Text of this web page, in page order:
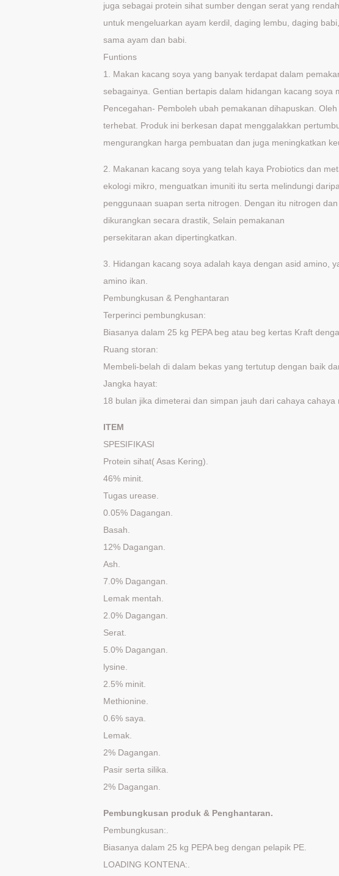
juga sebagai protein sihat sumber dengan serat yang
untuk mengeluarkan ayam kerdil, daging lembu, daging
sama ayam dan babi.
Funtions
1. Makan kacang soya yang banyak terdapat dalam
sebagainya. Gentian bertapis dalam hidangan kacang soya
Pencegahan- Pemboleh ubah pemakanan dihapuskan.
terhebat. Produk ini berkesan dapat menggalakkan
mengurangkan harga pembuatan dan juga meningkatkan
2. Makanan kacang soya yang telah kaya Probiotics dan
ekologi mikro, menguatkan imuniti itu serta melindungi
penggunaan suapan serta nitrogen. Dengan itu nitrogen
dikurangkan secara drastik, Selain pemakanan
persekitaran akan dipertingkatkan.
3. Hidangan kacang soya adalah kaya dengan asid amino,
amino ikan.
Pembungkusan & Penghantaran
Terperinci pembungkusan:
Biasanya dalam 25 kg PEPA beg atau beg kertas Kraft
Ruang storan:
Membeli-belah di dalam bekas yang tertutup dengan baik
Jangka hayat:
18 bulan jika dimeterai dan simpan jauh dari cahaya cahaya
ITEM
SPESIFIKASI
Protein sihat( Asas Kering).
46% minit.
Tugas urease.
0.05% Dagangan.
Basah.
12% Dagangan.
Ash.
7.0% Dagangan.
Lemak mentah.
2.0% Dagangan.
Serat.
5.0% Dagangan.
lysine.
2.5% minit.
Methionine.
0.6% saya.
Lemak.
2% Dagangan.
Pasir serta silika.
2% Dagangan.
Pembungkusan produk & Penghantaran.
Pembungkusan:.
Biasanya dalam 25 kg PEPA beg dengan pelapik PE.
LOADING KONTENA:.